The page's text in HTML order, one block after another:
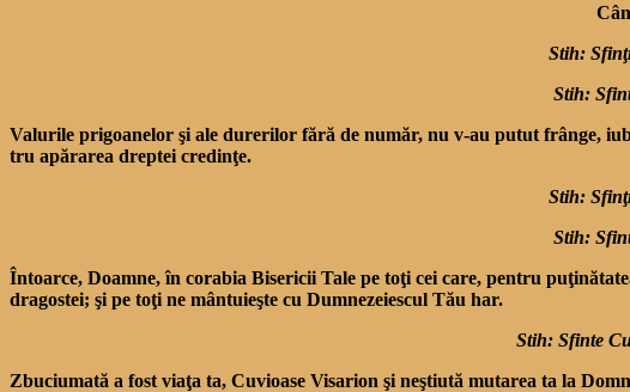
Stih:
Stih:
Valurile prigoanelor şi ale durerilor fără de număr, nu v-au putut frânge,
tru apărarea dreptei credinţe.
Stih:
Stih:
Întoarce, Doamne, în corabia Bisericii Tale pe toţi cei care, pentru
dragostei; şi pe toţi ne mântuieşte cu Dumnezeiescul Tău har.
Stih: Sfinte
Zbuciumată a fost viaţa ta, Cuvioase Visarion şi neştiută mutarea ta la